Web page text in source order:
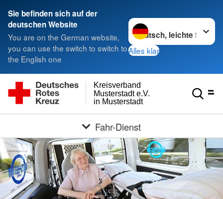
Sie befinden sich auf der
deutschen Website
You are on the German website,
you can use the switch to switch to
the English one
Sprache wechseln zu
Alles klar
in Musterstadt
Musterstadt e.V.
Kreisverband
Fahr-Dienst